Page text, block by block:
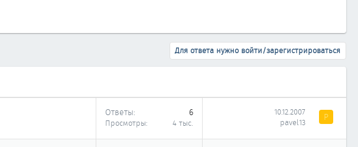
Для ответа нужно войти/зарегистрироваться
Ответы 6
Просмотры 4 тыс.
10.12.2007
pavel13
P